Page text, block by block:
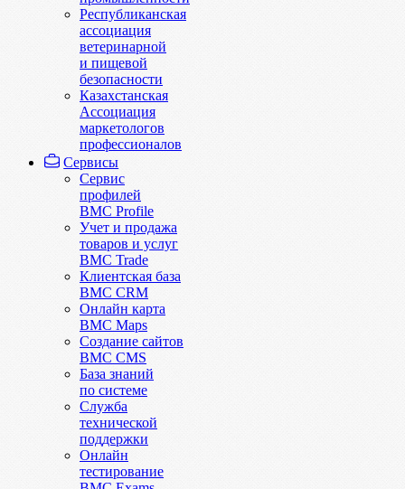
Республиканская
ассоциация
ветеринарной
и пищевой
безопасности
Казахстанская
Ассоциация
маркетологов
профессионалов
Сервисы
Сервис
профилей
BMC Profile
Учет и продажа
товаров и услуг
BMC Trade
Клиентская база
BMC CRM
Онлайн карта
BMC Maps
Создание сайтов
BMC CMS
База знаний
по системе
Служба
технической
поддержки
Онлайн
тестирование